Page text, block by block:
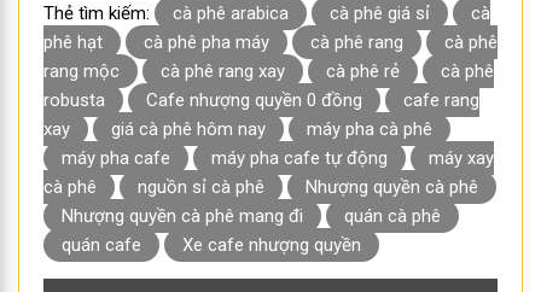
rang mộc
cà phê rang xay cà phê rẻ
cà phê
robusta
Cafe nhượng quyền 0 đồng
cafe rang
xay
giá cà phê hôm nay
máy pha cà phê
máy pha cafe
máy pha cafe tự động
máy xay
cà phê
nguồn sỉ cà phê
Nhượng quyền cà phê
Nhượng quyền cà phê mang đi
quán cà phê
quán cafe
Xe cafe nhượng quyền
CHÀO MỪNG 79 NĂM
CÁCH MẠNG THÁNG 8 VÀ
MÙA VU LAN BÁO HIẾU